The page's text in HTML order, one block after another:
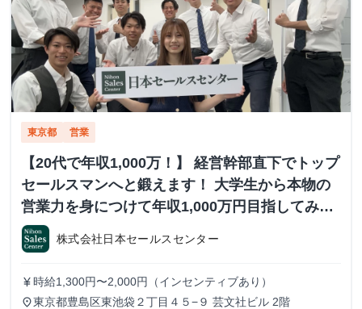
東京都 営業
【20代で年収1,000万！】 経営幹部直下でトップ
セールスマンへと鍛えます！ 大学生から本物の
営業力を身につけて年収1,000万円目指してみま
せんか？ ※当社直結内定あり #学歴不問 #未経験
可 #1.2年生可 - 株式会社日本セールスセンター
の長期・有給インターンシップ
株式会社日本セールスセンター
currency_yen 時給1,300円〜2,000円（インセンティブあり）
place東京都豊島区東池袋２丁目４５−９ 芸文社ビル 2階